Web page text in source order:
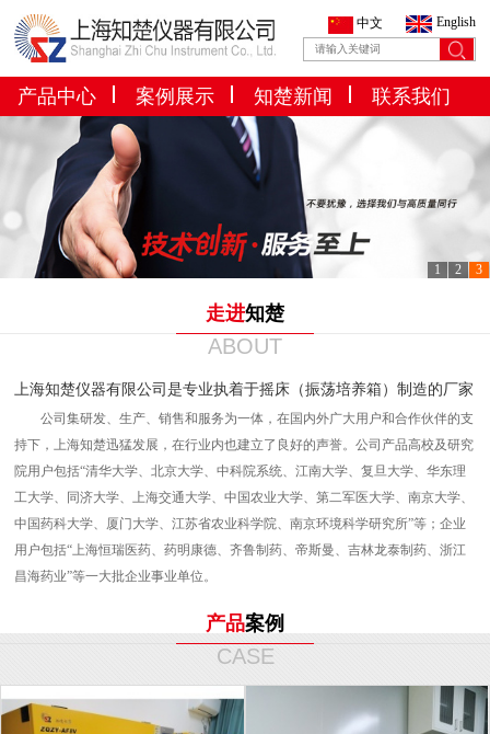
English
中文
产品中心 案例展示 知楚新闻 联系我们
1 2 3
走进知楚
ABOUT
上海知楚仪器有限公司是专业执着于摇床（振荡培养箱）制造的厂家
公司集研发、生产、销售和服务为一体，在国内外广大用户和合作伙伴的支
持下，上海知楚迅猛发展，在行业内也建立了良好的声誉。公司产品高校及研究
院用户包括“清华大学、北京大学、中科院系统、江南大学、复旦大学、华东理
工大学、同济大学、上海交通大学、中国农业大学、第二军医大学、南京大学、
中国药科大学、厦门大学、江苏省农业科学院、南京环境科学研究所”等；企业
用户包括“上海恒瑞医药、药明康德、齐鲁制药、帝斯曼、吉林龙泰制药、浙江
昌海药业”等一大批企业事业单位。
产品案例
CASE